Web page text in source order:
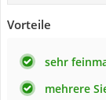
Vorteile
sehr
mehrere